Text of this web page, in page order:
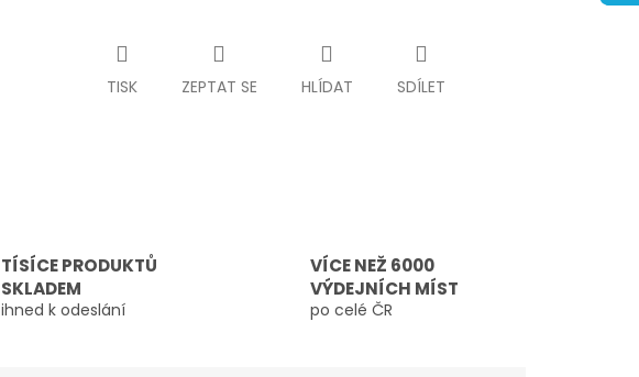
TISK ZEPTAT SE HLÍDAT SDÍLET
TÍSÍCE PRODUKTŮ
SKLADEM
ihned k odeslání
VÍCE NEŽ 6000
VÝDEJNÍCH MÍST
po celé ČR